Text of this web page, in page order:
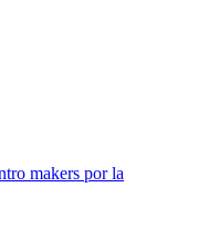
makers por la